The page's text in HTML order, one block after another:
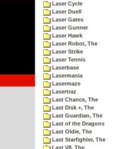
Laser Cycle
Laser Duell
Laser Gates
Laser Gunner
Laser Hawk
Laser Robot, The
Laser Strike
Laser Tennis
Laserbase
Lasermania
Lasermaze
Lasertraz
Last Chance, The
Last Disk +, The
Last Guardian, The
Last of the Dragons
Last Oldie, The
Last Starfighter, The
Last V8, The